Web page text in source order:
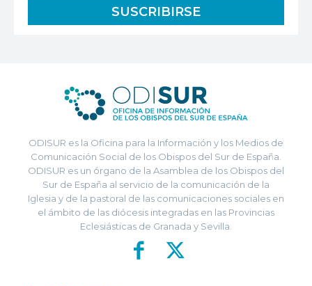
ODISUR es la Oficina para la Información y los Medios de
Comunicación Social de los Obispos del Sur de España.
ODISUR es un órgano de la Asamblea de los Obispos del
Sur de España al servicio de la comunicación de la
Iglesia y de la pastoral de las comunicaciones sociales en
el ámbito de las diócesis integradas en las Provincias
Eclesiásticas de Granada y Sevilla.